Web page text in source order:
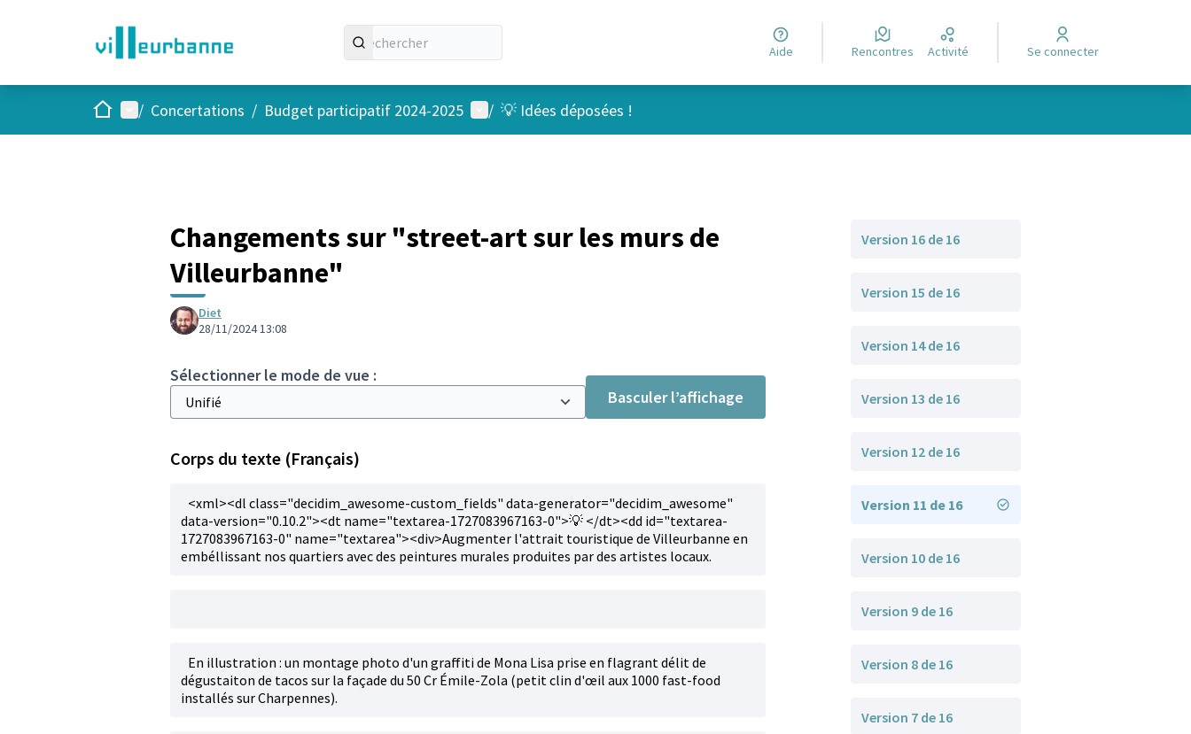
Aide Rencontres Activité Se connecter
AccueilMenu principal
/ Concertations / Budget participatif 2024-2025 Menu utilisateur
/ 💡 Idées déposées !
Changements sur "street-art sur les murs de
Villeurbanne"
Diet
28/11/2024 13:08
Sélectionner le mode de vue :
Basculer l’affichage
Corps du texte (Français)
<xml><dl class="decidim_awesome-custom_fields" data-generator="decidim_awesome"
data-version="0.10.2"><dt name="textarea-1727083967163-0">💡 </dt><dd id="textarea-
1727083967163-0" name="textarea"><div>Augmenter l'attrait touristique de Villeurbanne en
embéllissant nos quartiers avec des peintures murales produites par des artistes locaux.
En illustration : un montage photo d'un graffiti de Mona Lisa prise en flagrant délit de
dégustaiton de tacos sur la façade du 50 Cr Émile-Zola (petit clin d'œil aux 1000 fast-food
installés sur Charpennes).
Version 16 de 16
Version 15 de 16
Version 14 de 16
Version 13 de 16
Version 12 de 16
Version 11 de 16
Version 10 de 16
Version 9 de 16
Version 8 de 16
Version 7 de 16